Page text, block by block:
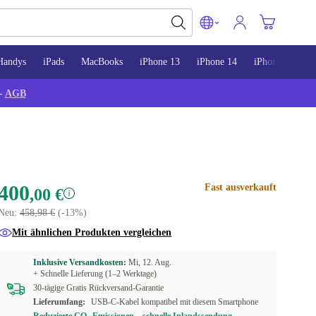
iPads MacBooks iPhone 13 iPhone 14 iPhone 15
AGB
,00 €
458,98 €(-13%)
Fast ausverkauft
Mit ähnlichen Produkten vergleichen
Inklusive Versandkosten:Mi, 12. Aug.
+ Schnelle Lieferung (1–2 Werktage)
30-tägige Gratis Rückversand-Garantie
Lieferumfang:
USB-C-Kabel kompatibel mit diesem Smartphone